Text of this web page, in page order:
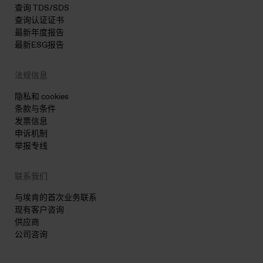
查询 TDS/SDS
查询认证证书
最新年度报告
最新ESG报告
法规信息
隐私和 cookies
条款与条件
发票信息
申诉机制
举报专线
联系我们
与埃肯的首次业务联系
现有客户咨询
供应商
公司咨询